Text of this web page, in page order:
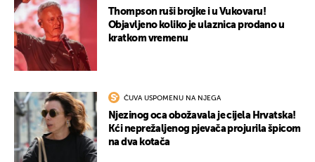
Thompson ruši brojke i u Vukovaru!
Objavljeno koliko je ulaznica prodano u
kratkom vremenu
ČUVA USPOMENU NA NJEGA
Njezinog oca obožavala je cijela Hrvatska!
Kći neprežaljenog pjevača projurila špicom
na dva kotača